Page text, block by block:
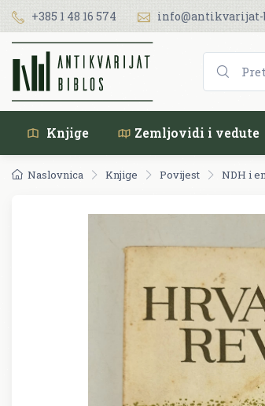
+385 1 48 16 574
Knjige Zemljovidi i vedute
Naslovnica Knjige Povijest NDH i